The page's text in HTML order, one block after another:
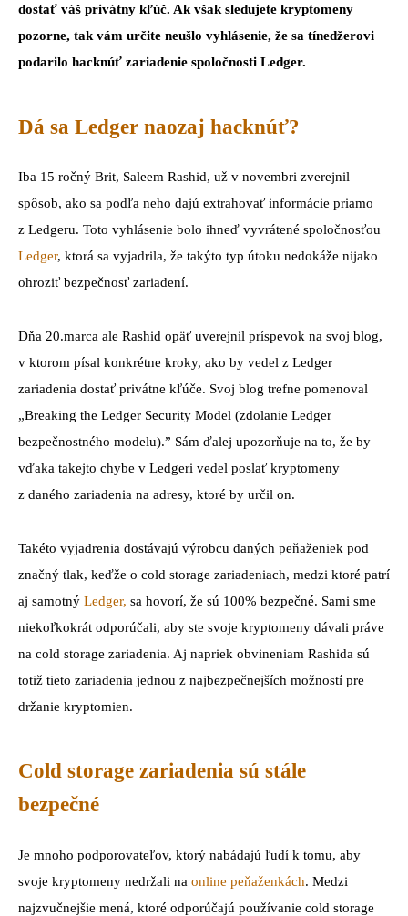
dostať váš privátny kľúč. Ak však sledujete kryptomeny
pozorne, tak vám určite neušlo vyhlásenie, že sa tínedžerovi
podarilo hacknúť zariadenie spoločnosti Ledger.
Dá sa Ledger naozaj hacknúť?
Iba 15 ročný Brit, Saleem Rashid, už v novembri zverejnil
spôsob, ako sa podľa neho dajú extrahovať informácie priamo
z Ledgeru. Toto vyhlásenie bolo ihneď vyvrátené spoločnosťou
Ledger, ktorá sa vyjadrila, že takýto typ útoku nedokáže nijako
ohroziť bezpečnosť zariadení.
Dňa 20.marca ale Rashid opäť uverejnil príspevok na svoj blog,
v ktorom písal konkrétne kroky, ako by vedel z Ledger
zariadenia dostať privátne kľúče. Svoj blog trefne pomenoval
„Breaking the Ledger Security Model (zdolanie Ledger
bezpečnostného modelu).” Sám ďalej upozorňuje na to, že by
vďaka takejto chybe v Ledgeri vedel poslať kryptomeny
z daného zariadenia na adresy, ktoré by určil on.
Takéto vyjadrenia dostávajú výrobcu daných peňaženiek pod
značný tlak, keďže o cold storage zariadeniach, medzi ktoré patrí
aj samotný Ledger, sa hovorí, že sú 100% bezpečné. Sami sme
niekoľkokrát odporúčali, aby ste svoje kryptomeny dávali práve
na cold storage zariadenia. Aj napriek obvineniam Rashida sú
totiž tieto zariadenia jednou z najbezpečnejších možností pre
držanie kryptomien.
Cold storage zariadenia sú stále
bezpečné
Je mnoho podporovateľov, ktorý nabádajú ľudí k tomu, aby
svoje kryptomeny nedržali na online peňaženkách. Medzi
najzvučnejšie mená, ktoré odporúčajú používanie cold storage